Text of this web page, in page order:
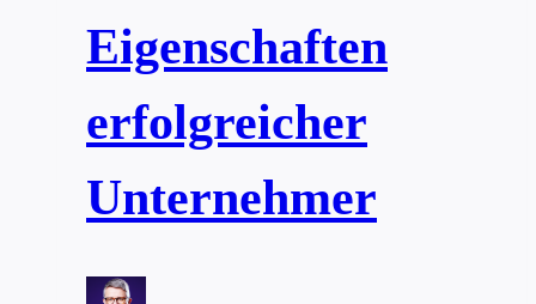
Eigenschaften
erfolgreicher
Unternehmer